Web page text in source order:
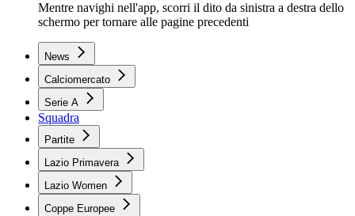
Mentre navighi nell'app, scorri il dito da sinistra a destra dello
schermo per tornare alle pagine precedenti
News
Calciomercato
Serie A
Squadra
Partite
Lazio Primavera
Lazio Women
Coppe Europee